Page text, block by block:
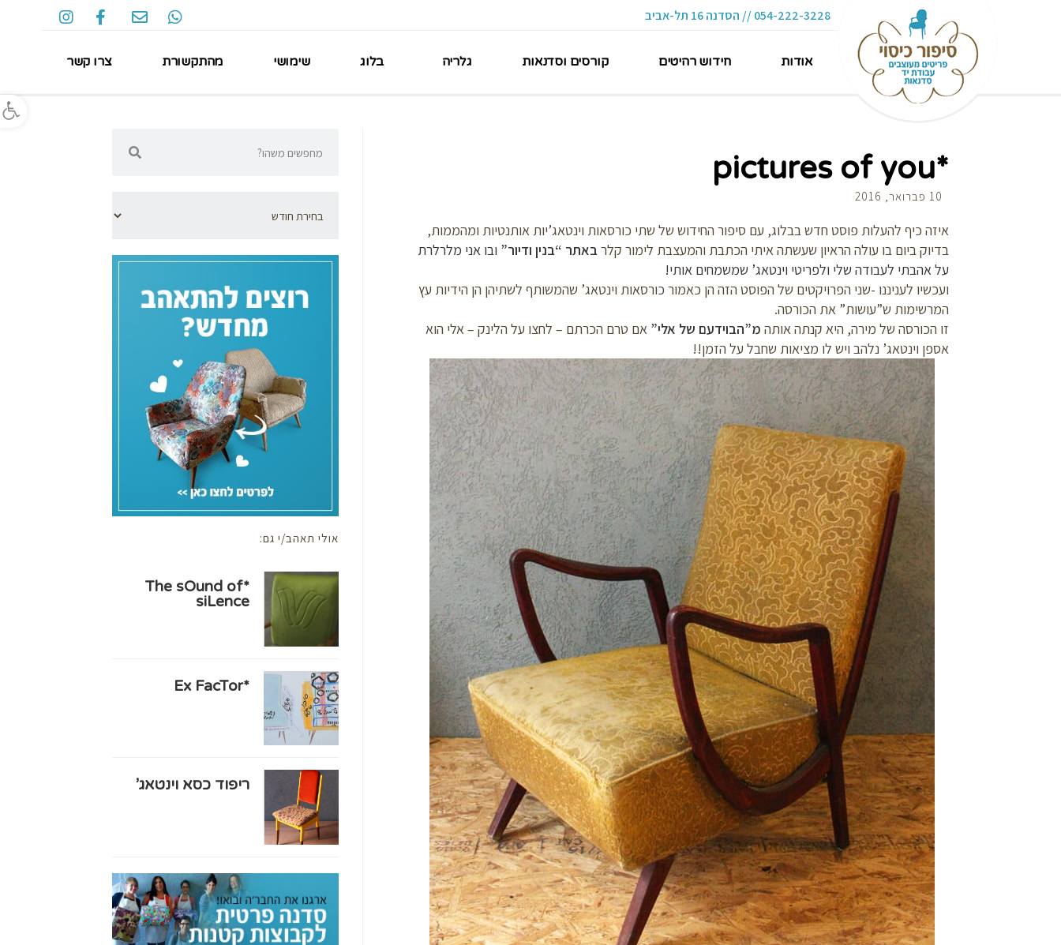
פתח סרגל נגישות
054-222-3228 // הסדנה 16 תל-אביב
אודות חידוש רהיטים קורסים וסדנאות גלריה בלוג שימושי מהתקשורת צרו קשר
*pictures of you
10 פברואר, 2016
איזה כיף להעלות פוסט חדש בבלוג, עם סיפור החידוש של שתי כורסאות וינטאג’יות אותנטיות ומהממות,
בדיוק ביום בו עולה הראיון שעשתה איתי הכתבת והמעצבת לימור קלרבאתר “בנין ודיור” ובו אני מלרלרת
על אהבתי לעבודה שלי ולפריטי וינטאג’ שמשמחים אותי!
ועכשיו לעניננו -שני הפרויקטים של הפוסט הזה הן כאמור כורסאות וינטאג’ שהמשותף לשתיהן הן הידיות עץ
המרשימות ש”עושות” את הכורסה.
זו הכורסה של מירה, היא קנתה אותה מ”הבוידעם של אלי” אם טרם הכרתם – לחצו על הלינק – אלי הוא
אספן וינטאג’ נלהב ויש לו מציאות שחבל על הזמן!!
אולי תאהב/י גם:
*The sOund of
siLence
*Ex FacTor
ריפוד כסא וינטאג’